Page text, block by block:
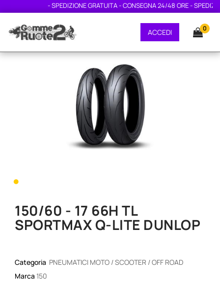
- SPEDIZIONE GRATUITA - CONSEGNA 24/48 ORE -
ACCEDI 0
•
150/60 - 17 66H TL
SPORTMAX Q-LITE DUNLOP
Categoria PNEUMATICI MOTO / SCOOTER / OFF ROAD
Marca 150